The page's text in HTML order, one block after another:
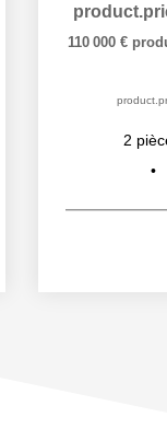
110 000 €
2